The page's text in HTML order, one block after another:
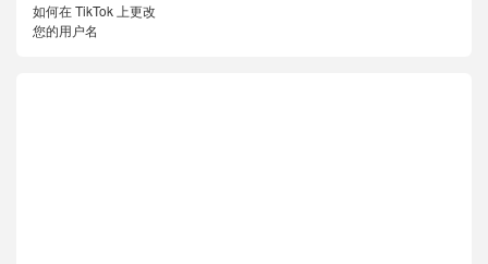
如何在 TikTok 上更改
您的用户名